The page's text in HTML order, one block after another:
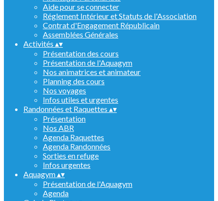
Aide pour se connecter
Réglement Intérieur et Statuts de l'Association
Contrat d'Engagement Républicain
Assemblées Générales
Activités ▴▾
Présentation des cours
Présentation de l'Aquagym
Nos animatrices et animateur
Planning des cours
Nos voyages
Infos utiles et urgentes
Randonnées et Raquettes ▴▾
Présentation
Nos ABR
Agenda Raquettes
Agenda Randonnées
Sorties en refuge
Infos urgentes
Aquagym▴▾
Présentation de l'Aquagym
Agenda